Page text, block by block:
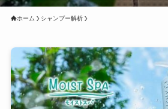
ホーム シャンプー解析